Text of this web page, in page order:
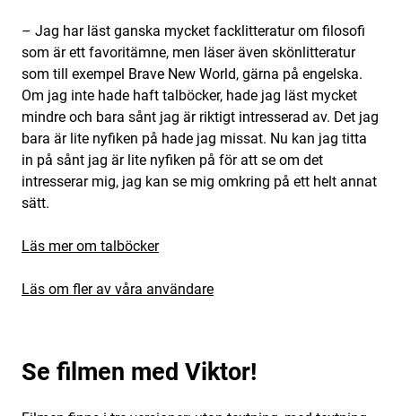
– Jag har läst ganska mycket facklitteratur om filosofi
som är ett favoritämne, men läser även skönlitteratur
som till exempel Brave New World, gärna på engelska.
Om jag inte hade haft talböcker, hade jag läst mycket
mindre och bara sånt jag är riktigt intresserad av. Det jag
bara är lite nyfiken på hade jag missat. Nu kan jag titta
in på sånt jag är lite nyfiken på för att se om det
intresserar mig, jag kan se mig omkring på ett helt annat
sätt.
Läs mer om talböcker
Läs om fler av våra användare
Se filmen med Viktor!